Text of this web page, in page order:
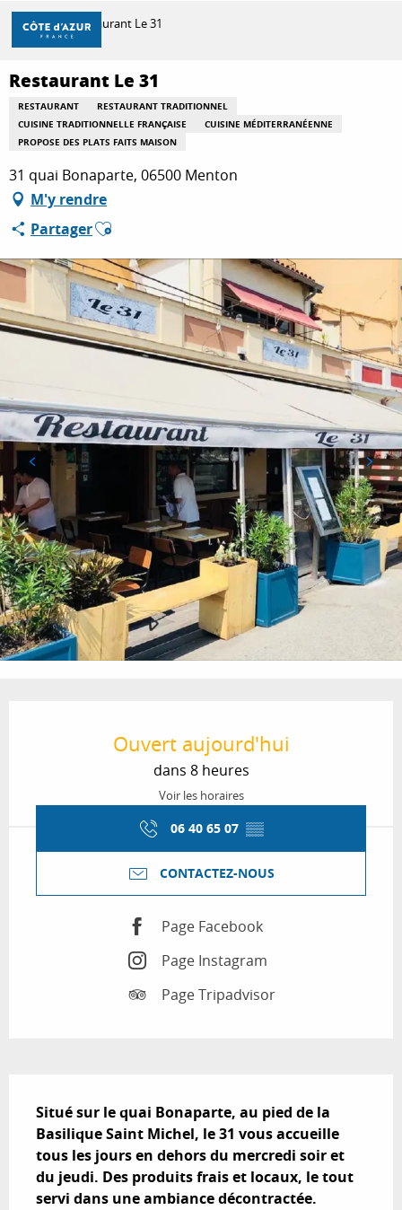
Aller
contenu
principal
DÉCOUVRIR
À FAIRE
SÉJOURNER
Accueil Restaurant Le 31
Restaurant Le 31
RESTAURANT
RESTAURANT TRADITIONNEL
CUISINE TRADITIONNELLE FRANÇAISE
CUISINE MÉDITERRANÉENNE
PROPOSE DES PLATS FAITS MAISON
31 quai Bonaparte, 06500 Menton
M'y rendre
PartagerAjouter aux favoris
Ouvert aujourd'hui
dans 8 heures
Voir les horaires
06 40 65 07 ▒▒
CONTACTEZ-NOUS
Page Facebook
Page Instagram
Page Tripadvisor
Situé sur le quai Bonaparte, au pied de la
Basilique Saint Michel, le 31 vous accueille
tous les jours en dehors du mercredi soir et
du jeudi. Des produits frais et locaux, le tout
servi dans une ambiance décontractée.